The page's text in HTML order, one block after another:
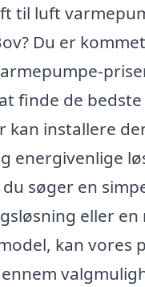
til luft
Du er
finde de
kan installere
energivenlige
søger en
eller en
kan vores